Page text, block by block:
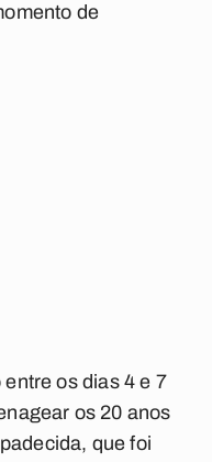
de
os dias 4 e 7
os 20 anos
que foi